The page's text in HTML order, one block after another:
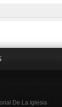
De La Iglesia